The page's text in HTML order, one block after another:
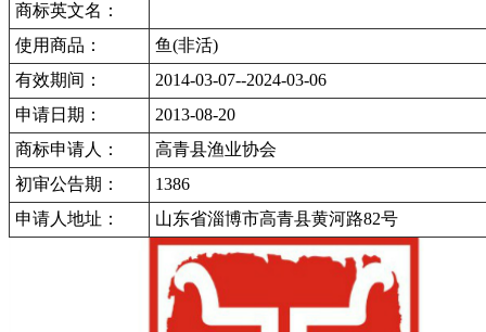
商标英文名：
使用商品：
鱼(非活)
有效期间：
2014-03-07--2024-03-06
申请日期：
2013-08-20
商标申请人：
高青县渔业协会
初审公告期：
1386
申请人地址：
山东省淄博市高青县黄河路82号